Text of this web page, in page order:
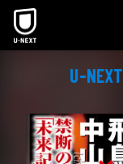
本文へスキップ
U-NEXT